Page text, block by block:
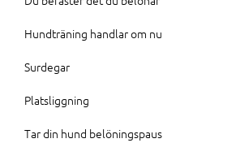
Hundträning handlar om nu
Surdegar
Platsliggning
Tar din hund belöningspaus